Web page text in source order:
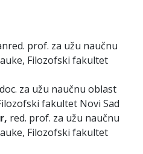
prof. za užu naučnu
Filozofski fakultet
za užu naučnu oblast
fakultet Novi Sad
red. prof. za užu naučnu
Filozofski fakultet